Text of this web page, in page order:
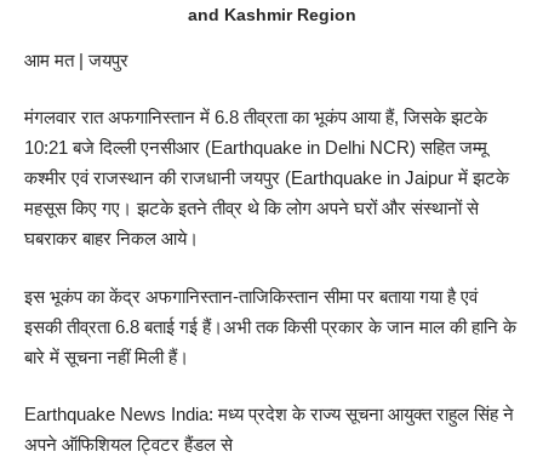
and Kashmir Region
आम मत| जयपुर
मंगलवार रात अफगानिस्तान में 6.8 तीव्रता का भूकंप आया हैं, जिसके झटके
10:21 बजे दिल्ली एनसीआर (Earthquake in Delhi NCR) सहित जम्मू
कश्मीर एवं राजस्थान की राजधानी जयपुर (Earthquake in Jaipur में झटके
महसूस किए गए। झटके इतने तीव्र थे कि लोग अपने घरों और संस्थानों से
घबराकर बाहर निकल आये।
इस भूकंप का केंद्र अफगानिस्तान-ताजिकिस्तान सीमा पर बताया गया है एवं
इसकी तीव्रता 6.8 बताई गई हैं।अभी तक किसी प्रकार के जान माल की हानि के
बारे में सूचना नहीं मिली हैं।
Earthquake News India: मध्य प्रदेश के राज्य सूचना आयुक्त राहुल सिंह ने
अपने ऑफिशियल ट्विटर हैंडल से